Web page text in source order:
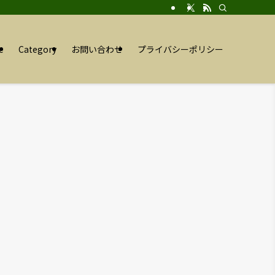
Category お問い合わせ プライバシーポリシー